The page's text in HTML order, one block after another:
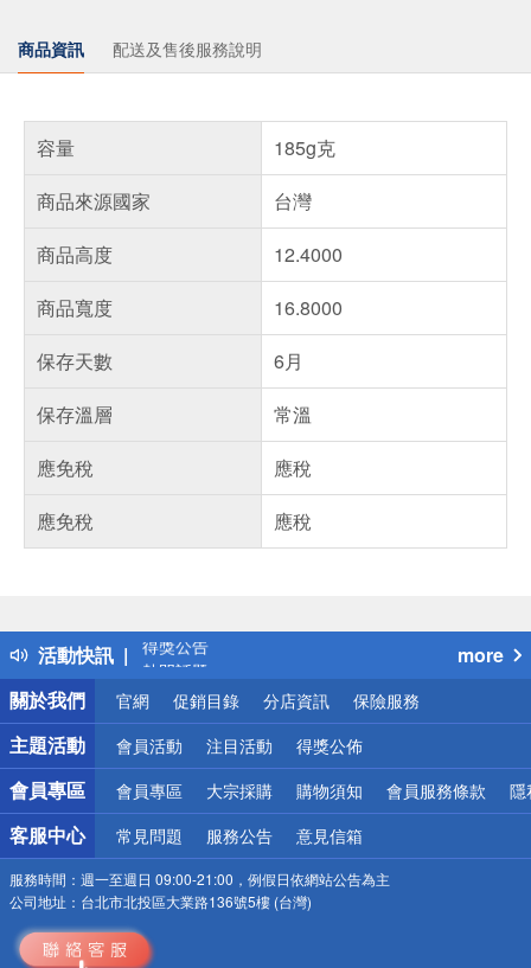
商品資訊 配送及售後服務說明
容量
185g克
商品來源國家
台灣
商品高度
12.4000
商品寬度
16.8000
保存天數
6月
保存溫層
常溫
應免稅
應稅
應免稅
應稅
活動快訊
得獎公告
熱門話題
銀行優惠
偏遠地區配送
詐騙網頁！請小心！
more
關於我們
官網 促銷目錄 分店資訊 保險服務
主題活動 會員活動 注目活動 得獎公佈
會員專區 會員專區 大宗採購 購物須知 會員服務條款 隱
客服中心 常見問題 服務公告 意見信箱
服務時間： 週一至週日 09:00-21:00，例假日依網站公告為主
公司地址： 台北市北投區大業路136號5樓 (台灣)